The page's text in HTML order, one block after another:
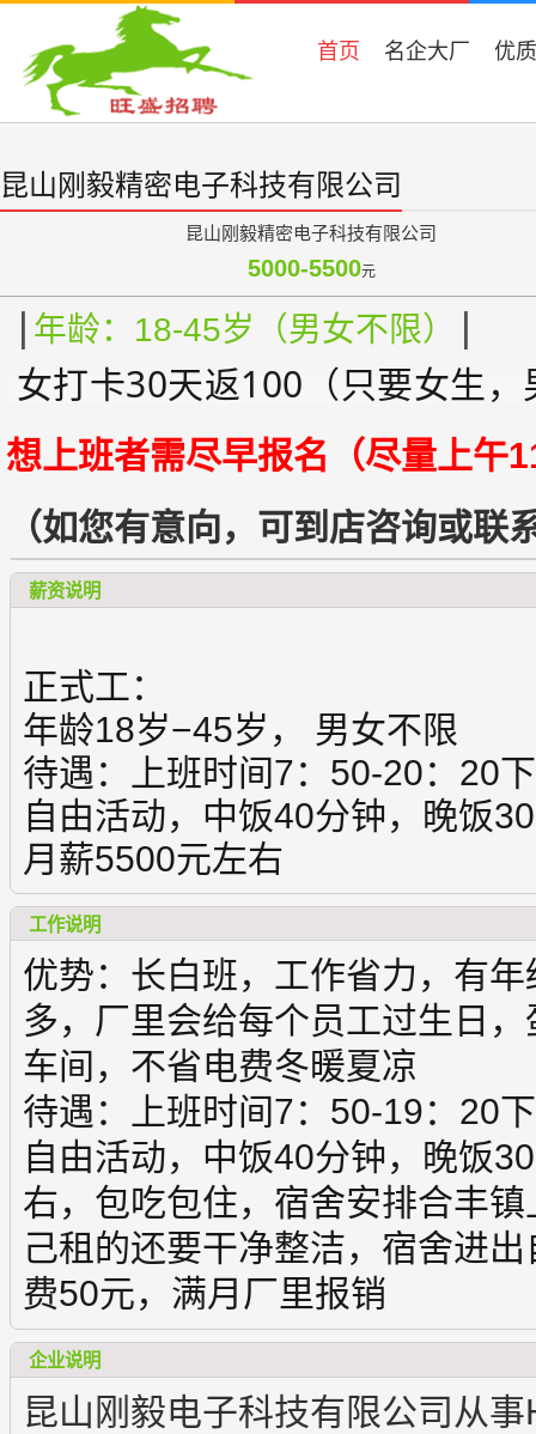
首页 名企大厂 优
昆山刚毅精密电子科技有限公司
昆山刚毅精密电子科技有限公司
5000-5500元
| 年龄：18-45岁（男女不限） |
女打卡30天返100 （只要女生
想上班者需尽早报名（尽量上午
（如您有意向，可到店咨询或联
薪资说明
正式工：
年龄18岁−45岁，
男女不限
待遇：上班时间7：50-20：20
自由活动，中饭40分钟，晚饭
月薪5500元左右
工作说明
优势：长白班，工作省力，有
多，厂里会给每个员工过生日
车间，不省电费冬暖夏凉
待遇：上班时间7：50-19：20
自由活动，中饭40分钟，晚饭
右，包吃包住，宿舍安排合丰
己租的还要干净整洁，宿舍进
费50元，满月厂里报销
企业说明
昆山刚毅电子科技有限公司从